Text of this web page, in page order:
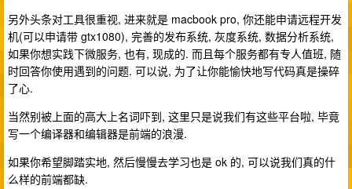
另外头条对工具很重视, 进来就是 macbook pro, 你还能申请远程开发
机(可以申请带 gtx1080), 完善的发布系统, 灰度系统, 数据分析系统,
如果你想实践下微服务, 也有, 现成的. 而且每个服务都有专人值班, 随
时回答你使用遇到的问题. 可以说, 为了让你能愉快地写代码真是操碎
了心.
当然别被上面的高大上名词吓到, 这里只是说我们有这些平台啦, 毕竟
写一个编译器和编辑器是前端的浪漫.
如果你希望脚踏实地, 然后慢慢去学习也是 ok 的, 可以说我们真的什
么样的前端都缺.